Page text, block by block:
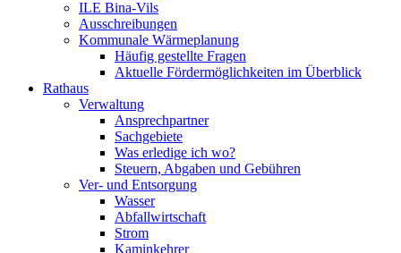
ILE Bina-Vils
Ausschreibungen
Kommunale Wärmeplanung
Häufig gestellte Fragen
Aktuelle Fördermöglichkeiten im Überblick
Rathaus
Verwaltung
Ansprechpartner
Sachgebiete
Was erledige ich wo?
Steuern, Abgaben und Gebühren
Ver- und Entsorgung
Wasser
Abfallwirtschaft
Strom
Kaminkehrer